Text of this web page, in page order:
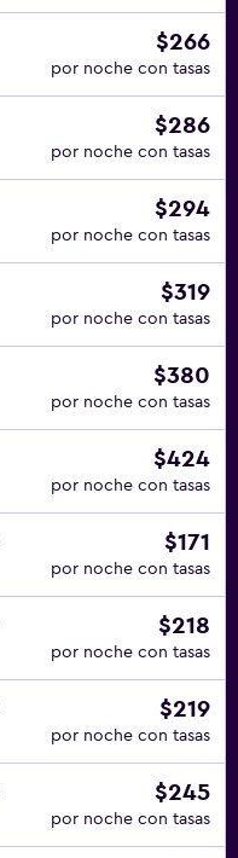
$266
por noche con tasas
$286
por noche con tasas
$294
por noche con tasas
$319
por noche con tasas
$380
por noche con tasas
$424
por noche con tasas
$171
por noche con tasas
$218
por noche con tasas
$219
por noche con tasas
$245
por noche con tasas